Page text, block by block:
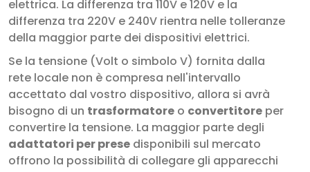
elettrica. La differenza tra 110V e 120V e la
differenza tra 220V e 240V rientra nelle tolleranze
della maggior parte dei dispositivi elettrici.
Se la tensione (Volt o simbolo V) fornita dalla
rete locale non è compresa nell'intervallo
accettato dal vostro dispositivo, allora si avrà
bisogno di un trasformatore o convertitore per
convertire la tensione. La maggior parte degli
adattatori per prese disponibili sul mercato
offrono la possibilità di collegare gli apparecchi